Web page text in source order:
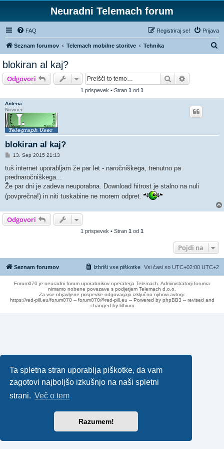
Ta spletna stran uporablja piškotke, da vam
zagotovi najboljšo izkušnjo na naši spletni
strani. Več o tem
Razumem!
Neuradni Telemach forum
FAQ Prijava
Registriraj se!
Seznam forumov Telemach mobilne storitve Tehnika
blokiran al kaj?
Odgovori Iskanje
1 prispevek • Stran 1 od 1
Antena
Novinec
blokiran al kaj?
O
g
v
o
13. Sep 2015 21:13
tuš internet uporabljam že par let - naročniškega, trenutno pa
prednaročniškega...
Že par dni je zadeva neuporabna. Download hitrost je stalno na nuli
(povprečna!) in niti tuskabine ne morem odpret.
Odgovori
1 prispevek • Stran 1 od 1
Pojdi na
Seznam forumov Vsi časi so UTC+02:00 UTC+2
Izbriši vse piškotke
Forum070 je neuradni forum uporabnikov operaterja Telemach. Administratorji foruma
nimamo nobene povezave s podjetjem Telemach d.o.o.
Za vse objavljene prispevke odgovarjajo izključno njihovi avtorji.
https://red-pill.eu/forum070 -- forum070@red-pill.eu -- Powered by phpBB3 -- revised and
changed by lithium